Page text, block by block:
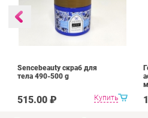
Купить
Sencebeauty скраб для
тела 490-500 g
515.00 ₽